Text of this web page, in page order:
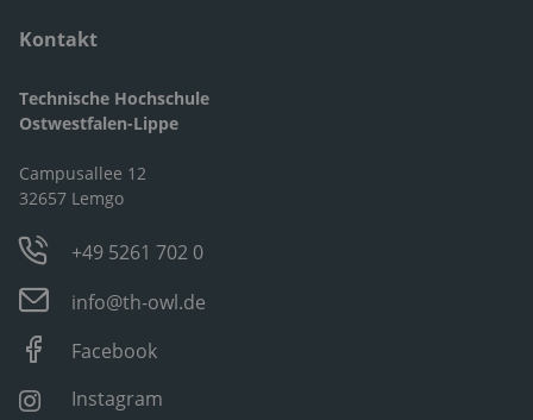
Kontakt
Technische Hochschule
Ostwestfalen-Lippe
Campusallee 12
32657 Lemgo
+49 5261 702 0
info@th-owl.de
Facebook
Instagram